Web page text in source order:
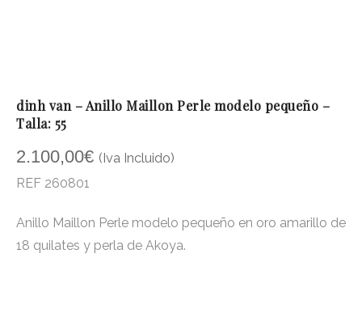
dinh van – Anillo Maillon Perle modelo pequeño –
Talla: 55
2.100,00€ (Iva Incluido)
REF 260801
Anillo Maillon Perle modelo pequeño en oro amarillo de
18 quilates y perla de Akoya.